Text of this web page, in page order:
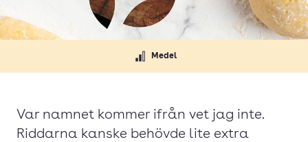
Medel
Var namnet kommer ifrån vet jag inte.
Riddarna kanske behövde lite extra